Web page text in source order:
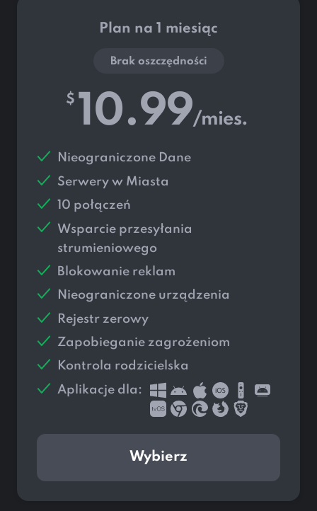
Plan na 1 miesiąc
Brak oszczędności
$ 10.99/mies.
Nieograniczone Dane
Serwery w Miasta
10 połączeń
Wsparcie przesyłania
strumieniowego
Blokowanie reklam
Nieograniczone urządzenia
Rejestr zerowy
Zapobieganie zagrożeniom
Kontrola rodzicielska
Aplikacje dla:
Wybierz